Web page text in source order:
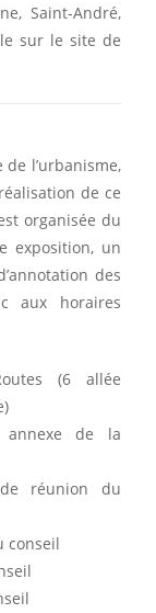
Saint-André,
sur le site de
de l’urbanisme,
de ce
organisée du
exposition, un
des
aux horaires
(6 allée
annexe de la
de réunion du
conseil